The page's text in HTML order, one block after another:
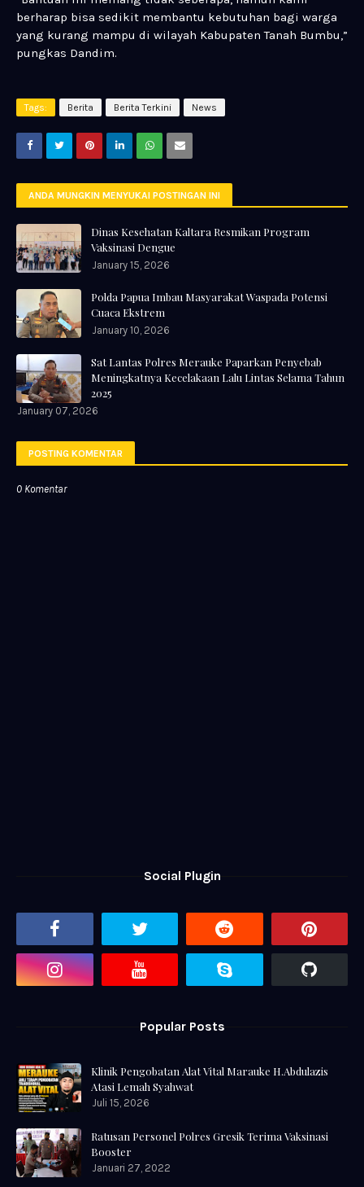
berharap bisa sedikit membantu kebutuhan bagi warga
yang kurang mampu di wilayah Kabupaten Tanah Bumbu,”
pungkas Dandim.
Tags: Berita Berita Terkini News
ANDA MUNGKIN MENYUKAI POSTINGAN INI
Dinas Kesehatan Kaltara Resmikan Program
Vaksinasi Dengue
January 15, 2026
Polda Papua Imbau Masyarakat Waspada Potensi
Cuaca Ekstrem
January 10, 2026
Sat Lantas Polres Merauke Paparkan Penyebab
Meningkatnya Kecelakaan Lalu Lintas Selama Tahun
2025
January 07, 2026
POSTING KOMENTAR
0 Komentar
Social Plugin
Popular Posts
Klinik Pengobatan Alat Vital Marauke H.Abdulazis
Atasi Lemah Syahwat
Juli 15, 2026
Ratusan Personel Polres Gresik Terima Vaksinasi
Booster
Januari 27, 2022